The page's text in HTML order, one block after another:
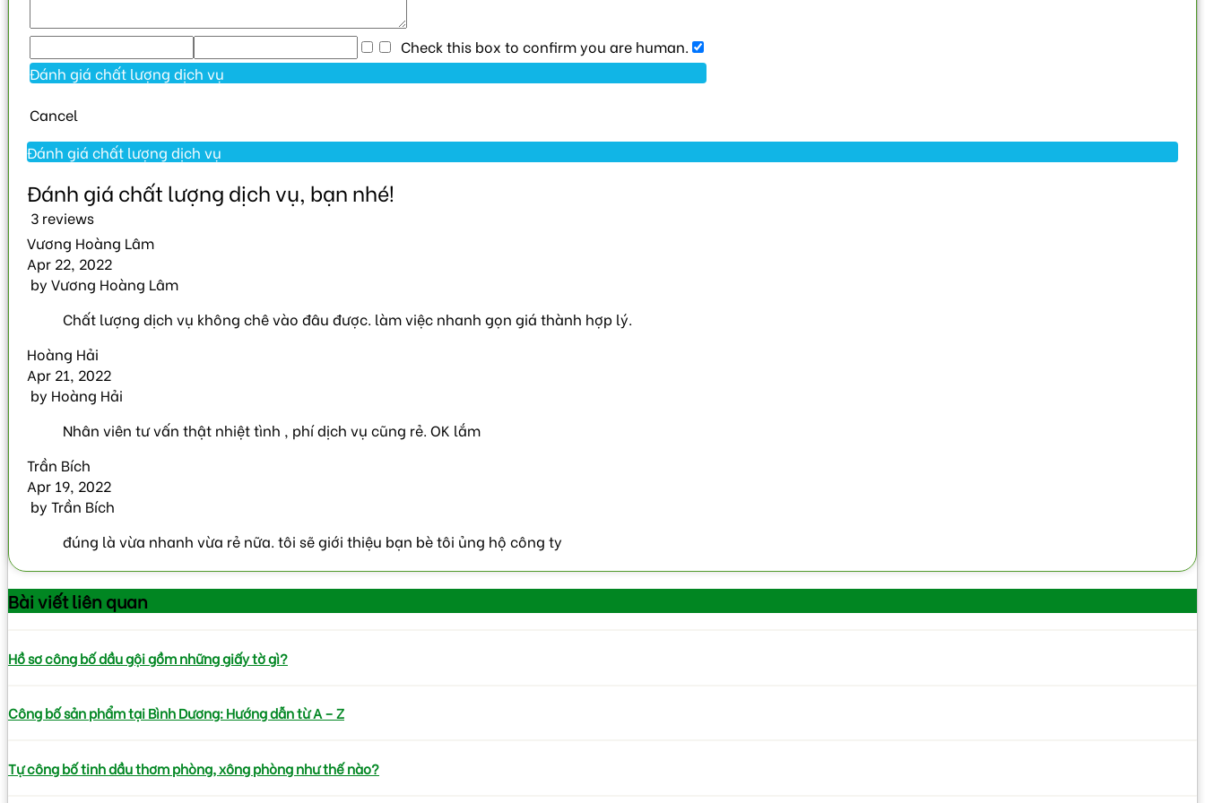
Check this box to confirm you are human.
Cancel
3 reviews
Vương Hoàng Lâm
Apr 22, 2022
by Vương Hoàng Lâm
Chất lượng dịch vụ không chê vào đâu được. làm việc nhanh gọn giá thành hợp lý.
Hoàng Hải
Apr 21, 2022
by Hoàng Hải
Nhân viên tư vấn thật nhiệt tình , phí dịch vụ cũng rẻ. OK lắm
Trần Bích
Apr 19, 2022
by Trần Bích
đúng là vừa nhanh vừa rẻ nữa. tôi sẽ giới thiệu bạn bè tôi ủng hộ công ty
Bài viếtliên quan
Hồ sơ công bố dầu gội gồm những giấy tờ gì?
Công bố sản phẩm tại Bình Dương: Hướng dẫn từ A – Z
Tự công bố tinh dầu thơm phòng, xông phòng như thế nào?